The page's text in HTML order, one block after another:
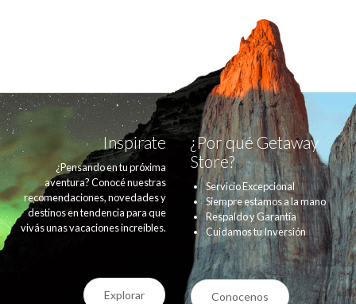
Inspirate
¿Pensando en tu próxima
aventura? Conocé nuestras
recomendaciones, novedades y
destinos en tendencia para que
vivás unas vacaciones increíbles.
¿Por qué Getaway
Store?
Servicio Excepcional
Siempre estamos a la mano
Respaldo y Garantía
Cuidamos tu Inversión
Explorar Conocenos